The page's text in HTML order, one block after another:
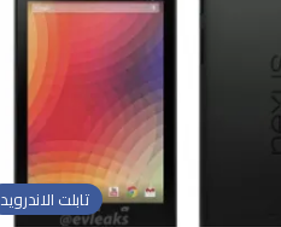
تابلت الاندرويد